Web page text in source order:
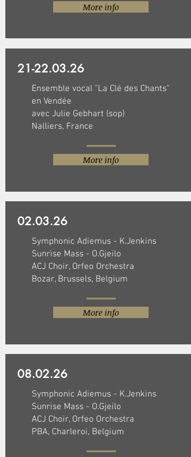
More info
21-22.03.26
Ensemble vocal "La Clé des Chants"
en Vendée
avec Julie Gebhart (sop)
Nalliers, France
More info
02.03.26
Symphonic Adiemus - K.Jenkins
Sunrise Mass - O.Gjeilo
ACJ Choir, Orfeo Orchestra
Bozar, Brussels, Belgium
More info
08.02.26
Symphonic Adiemus - K.Jenkins
Sunrise Mass - O.Gjeilo
ACJ Choir, Orfeo Orchestra
PBA, Charleroi, Belgium